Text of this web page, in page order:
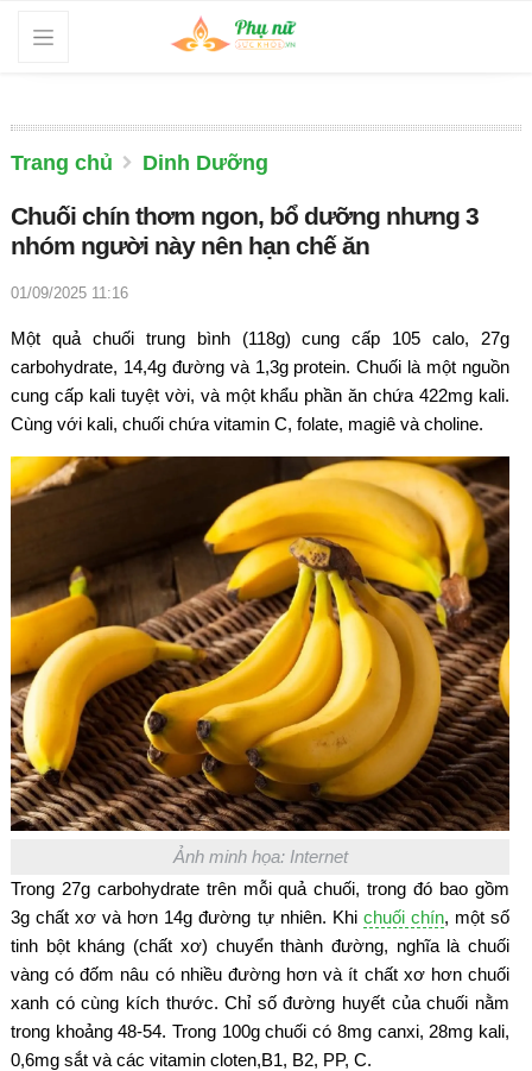
Trang chủ Dinh Dưỡng
Chuối chín thơm ngon, bổ dưỡng nhưng 3
nhóm người này nên hạn chế ăn
01/09/2025 11:16
Một quả chuối trung bình (118g) cung cấp 105 calo, 27g
carbohydrate, 14,4g đường và 1,3g protein. Chuối là một nguồn
cung cấp kali tuyệt vời, và một khẩu phần ăn chứa 422mg kali.
Cùng với kali, chuối chứa vitamin C, folate, magiê và choline.
Ảnh minh họa: Internet
Trong 27g carbohydrate trên mỗi quả chuối, trong đó bao gồm
3g chất xơ và hơn 14g đường tự nhiên. Khi chuối chín, một số
tinh bột kháng (chất xơ) chuyển thành đường, nghĩa là chuối
vàng có đốm nâu có nhiều đường hơn và ít chất xơ hơn chuối
xanh có cùng kích thước. Chỉ số đường huyết của chuối nằm
trong khoảng 48-54. Trong 100g chuối có 8mg canxi, 28mg kali,
0,6mg sắt và các vitamin cloten,B1, B2, PP, C.